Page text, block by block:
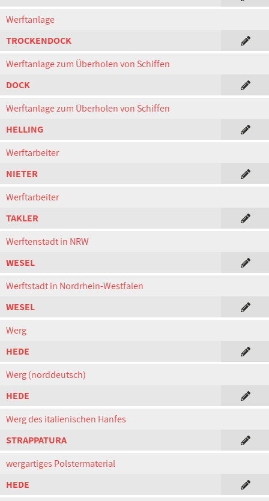
Werftanlage
TROCKENDOCK
Werftanlage zum Überholen von Schiffen
DOCK
Werftanlage zum Überholen von Schiffen
HELLING
Werftarbeiter
NIETER
Werftarbeiter
TAKLER
Werftenstadt in NRW
WESEL
Werftstadt in Nordrhein-Westfalen
WESEL
Werg
HEDE
Werg (norddeutsch)
HEDE
Werg des italienischen Hanfes
STRAPPATURA
wergartiges Polstermaterial
HEDE